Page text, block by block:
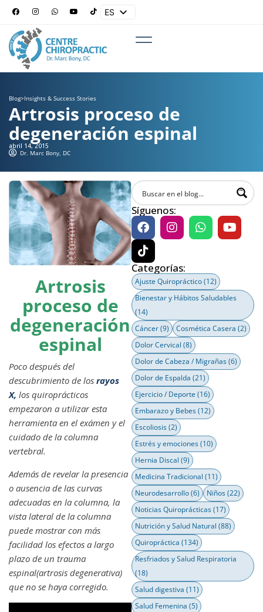
ES
Blog>Insights & Success Stories
Artrosis proceso de
degeneración espinal
abril 14, 2015
Dr. Marc Bony, DC
Artrosis
proceso de
degeneración
espinal
Poco después del
descubrimiento de los rayos
X, los quiroprácticos
empezaron a utilizar esta
herramienta en el exámen y el
cuidado de la columna
vertebral.
Además de revelar la presencia
o ausencia de las curvas
adecuadas en la columna, la
vista lateral de la columna
puede mostrar con más
facilidad los efectos a largo
plazo de un trauma
espinal(artrosis degenerativa)
que no se haya corregido.
Síguenos:
Categorías:
Ajuste Quiropráctico(12)
Bienestar y Hábitos Saludables
(14)
Cáncer(9) Cosmética Casera (2)
Dolor Cervical (8)
Dolor de Cabeza / Migrañas(6)
Dolor de Espalda (21)
Ejercicio / Deporte (16)
Embarazo y Bebes(12)
Escoliosis(2)
Estrés y emociones(10)
Hernia Discal (9)
Medicina Tradicional (11)
Neurodesarrollo(6) Niños(22)
Noticias Quiroprácticas(17)
Nutrición y Salud Natural (88)
Quiropráctica (134)
Resfriados y Salud Respiratoria
(18)
Salud digestiva (11)
Salud Femenina (5)